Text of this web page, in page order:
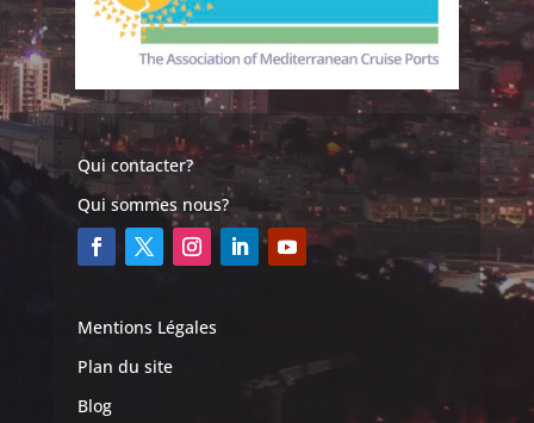
Qui contacter?
Qui sommes nous?
Mentions Légales
Plan du site
Blog